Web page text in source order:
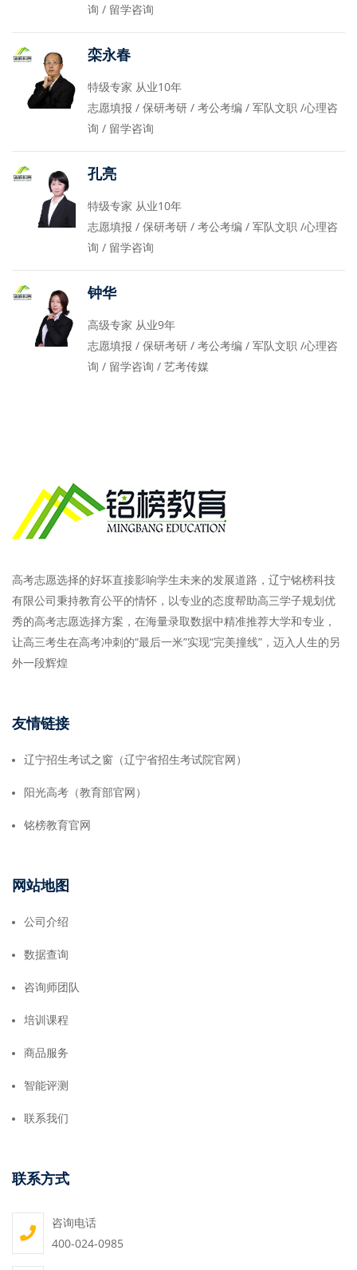
询 / 留学咨询
栾永春
特级专家 从业10年
志愿填报 / 保研考研 / 考公考编 / 军队文职 /心理咨
询 / 留学咨询
孔亮
特级专家 从业10年
志愿填报 / 保研考研 / 考公考编 / 军队文职 /心理咨
询 / 留学咨询
钟华
高级专家 从业9年
志愿填报 / 保研考研 / 考公考编 / 军队文职 /心理咨
询 / 留学咨询 / 艺考传媒
高考志愿选择的好坏直接影响学生未来的发展道路，辽宁铭榜科技
有限公司秉持教育公平的情怀，以专业的态度帮助高三学子规划优
秀的高考志愿选择方案，在海量录取数据中精准推荐大学和专业，
让高三考生在高考冲刺的“最后一米”实现“完美撞线”，迈入人生的另
外一段辉煌
友情链接
辽宁招生考试之窗（辽宁省招生考试院官网）
阳光高考（教育部官网）
铭榜教育官网
网站地图
公司介绍
数据查询
咨询师团队
培训课程
商品服务
智能评测
联系我们
联系方式
咨询电话
400-024-0985